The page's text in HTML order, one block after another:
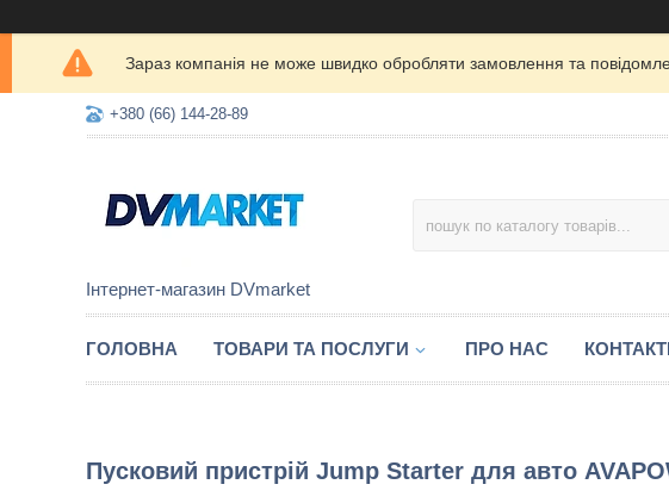
Зараз компанія не може швидко обробляти замовлення та
+380 (66) 144-28-89
Інтернет-магазин DVmarket
ГОЛОВНА ТОВАРИ ТА ПОСЛУГИ ПРО НАС
Пусковий пристрій Jump Starter для авто